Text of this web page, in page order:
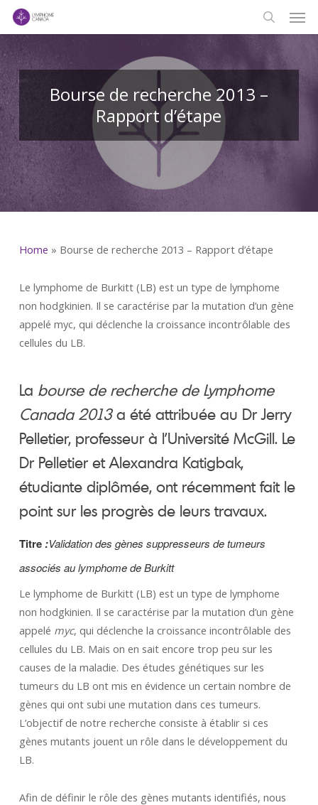
Skip
content
search
Bourse de recherche 2013 –
Rapport d’étape
Home » Bourse de recherche 2013 – Rapport d’étape
Le lymphome de Burkitt (LB) est un type de lymphome
non hodgkinien. Il se caractérise par la mutation d’un gène
appelé myc, qui déclenche la croissance incontrôlable des
cellules du LB.
La bourse de recherche de Lymphome
Canada 2013a été attribuée au Dr Jerry
Pelletier, professeur à l’Université McGill. Le
Dr Pelletier et Alexandra Katigbak,
étudiante diplômée, ont récemment fait le
point sur les progrès de leurs travaux.
Titre:Validation des gènes suppresseurs de tumeurs
associés au lymphome de Burkitt
Le lymphome de Burkitt (LB) est un type de lymphome
non hodgkinien. Il se caractérise par la mutation d’un gène
appelé myc, qui déclenche la croissance incontrôlable des
cellules du LB. Mais on en sait encore trop peu sur les
causes de la maladie. Des études génétiques sur les
tumeurs du LB ont mis en évidence un certain nombre de
gènes qui ont subi une mutation dans ces tumeurs.
L’objectif de notre recherche consiste à établir si ces
gènes mutants jouent un rôle dans le développement du
LB.
Afin de définir le rôle des gènes mutants identifiés, nous